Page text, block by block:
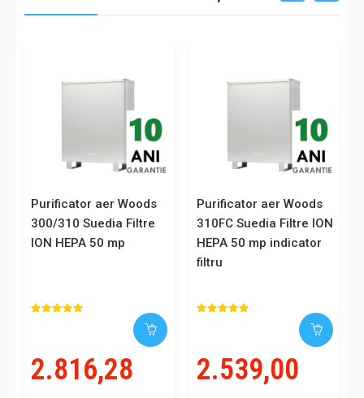
Purificator aer Woods
300/310 Suedia Filtre
ION HEPA 50 mp
2.816,28
Purificator aer Woods
310FC Suedia Filtre ION
HEPA 50 mp indicator
filtru
2.539,00